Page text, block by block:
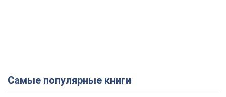
Самые популярные книги